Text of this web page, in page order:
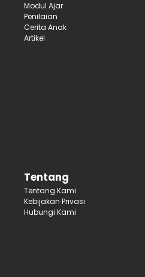
Modul Ajar
Penilaian
Cerita Anak
Artikel
Tentang
Tentang Kami
Kebijakan Privasi
Hubungi Kami